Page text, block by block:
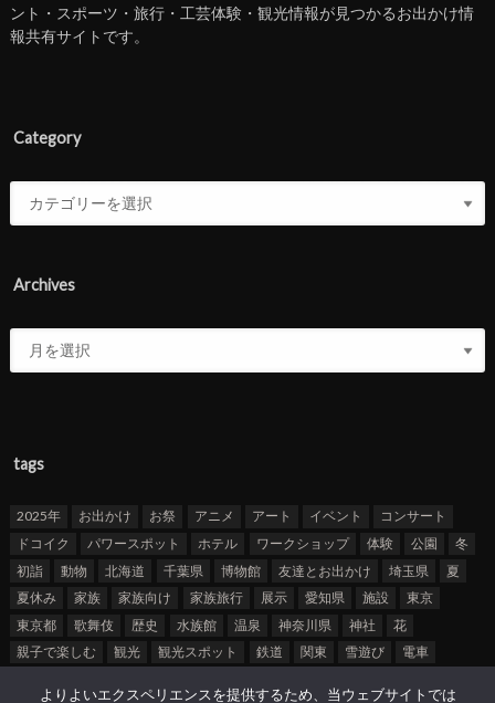
ント・スポーツ・旅行・工芸体験・観光情報が見つかるお出かけ情
報共有サイトです。
Category
Archives
tags
2025年 お出かけ お祭 アニメ アート イベント
コンサート
ドコイク
パワースポット ホテル ワークショップ 体験 公園
冬
初詣
動物 北海道 千葉県 博物館 友達とお出かけ 埼玉県
夏
夏休み
家族 家族向け 家族旅行 展示 愛知県 施設
東京
東京都
歌舞伎 歴史 水族館 温泉 神奈川県 神社
花
親子で楽しむ
観光 観光スポット 鉄道 関東 雪遊び 電車
よりよいエクスペリエンスを提供するため、当ウェブサイトでは